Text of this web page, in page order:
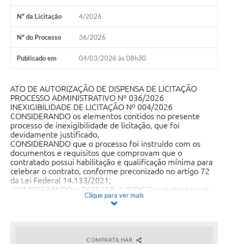
Nº da Licitação 4/2026
Nº do Processo 36/2026
Publicado em 04/03/2026 às 08h30
ATO DE AUTORIZAÇÃO DE DISPENSA DE LICITAÇÃO
PROCESSO ADMINISTRATIVO Nº 036/2026
INEXIGIBILIDADE DE LICITAÇÃO Nº 004/2026
CONSIDERANDO os elementos contidos no presente
processo de inexigibilidade de licitação, que foi
devidamente justificado,
CONSIDERANDO que o processo foi instruído com os
documentos e requisitos que comprovam que o
contratado possui habilitação e qualificação mínima para
celebrar o contrato, conforme preconizado no artigo 72
da Lei Federal 14.133/2021;
CONSIDERANDO o PARECER JURIDICO que atesta que
foram cumpridas as exigências legais e os requisitos
mínimos para a contratação;
Clique para ver mais
COMPARTILHAR